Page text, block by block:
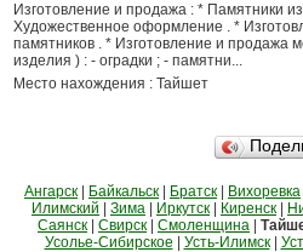
Изготовление и продажа : * Памятники
Художественное оформление . *
памятников . * Изготовление и продажа
изделия ) : - оградки ; - памятни...
Место нахождения : Тайшет
Ангарск Байкальск Братск Вихоревка
Илимский
Зима Иркутск Киренск
Саянск
Свирск Смоленщина
Усолье-Сибирское
Усть-Илимск|